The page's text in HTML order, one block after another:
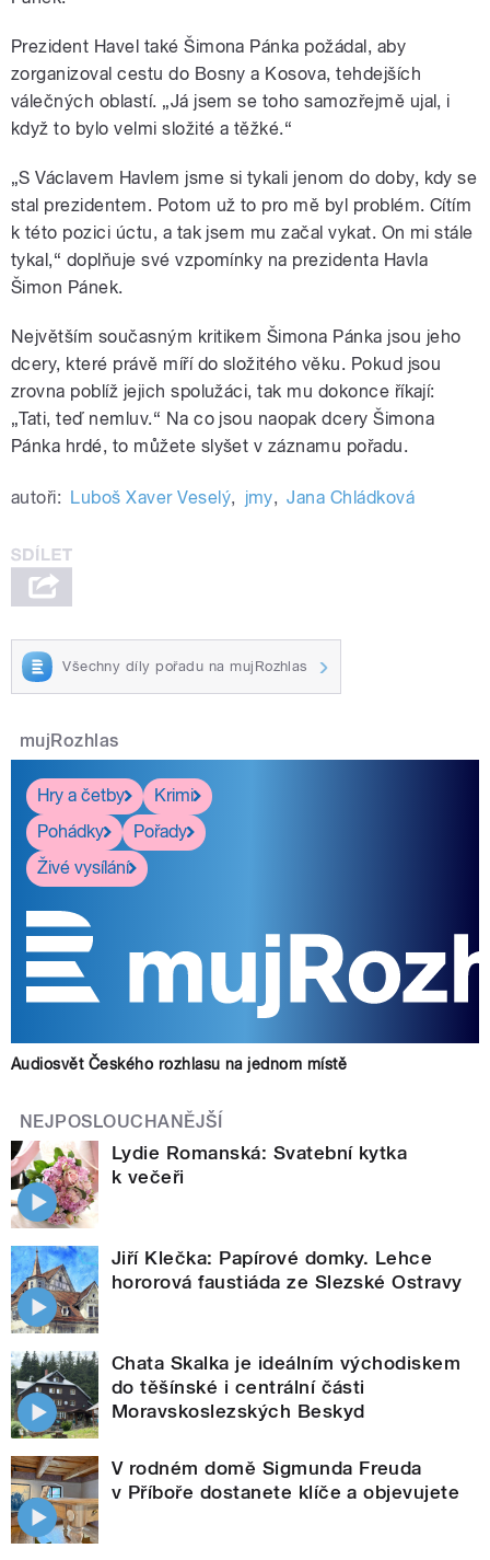
Prezident Havel také Šimona Pánka požádal, aby
zorganizoval cestu do Bosny a Kosova, tehdejších
válečných oblastí. „Já jsem se toho samozřejmě ujal, i
když to bylo velmi složité a těžké.“
„S Václavem Havlem jsme si tykali jenom do doby, kdy se
stal prezidentem. Potom už to pro mě byl problém. Cítím
k této pozici úctu, a tak jsem mu začal vykat. On mi stále
tykal,“ doplňuje své vzpomínky na prezidenta Havla
Šimon Pánek.
Největším současným kritikem Šimona Pánka jsou jeho
dcery, které právě míří do složitého věku. Pokud jsou
zrovna poblíž jejich spolužáci, tak mu dokonce říkají:
„Tati, teď nemluv.“ Na co jsou naopak dcery Šimona
Pánka hrdé, to můžete slyšet v záznamu pořadu.
autoři: Luboš Xaver Veselý, jmy, Jana Chládková
Všechny díly pořadu na mujRozhlas
mujRozhlas
Hry a četby
Krimi
Pohádky
Pořady
Živé vysílání
Audiosvět Českého rozhlasu na jednom místě
NEJPOSLOUCHANĚJŠÍ
Lydie Romanská: Svatební kytka
k večeři
Jiří Klečka: Papírové domky. Lehce
hororová faustiáda ze Slezské Ostravy
Chata Skalka je ideálním východiskem
do těšínské i centrální části
Moravskoslezských Beskyd
V rodném domě Sigmunda Freuda
v Příboře dostanete klíče a objevujete